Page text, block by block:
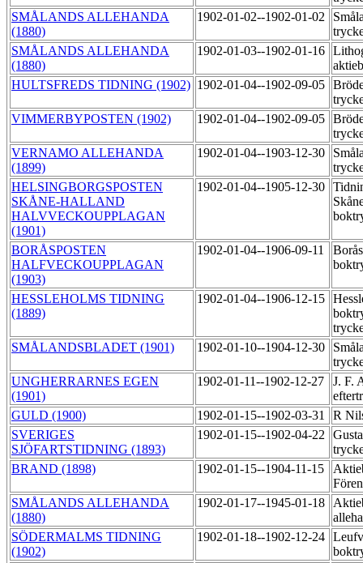
SMÅLANDS ALLEHANDA
(1880)
1902-01-02--1902-01-02
SMÅLANDS ALLEHANDA
(1880)
1902-01-03--1902-01-16
HULTSFREDS TIDNING (1902) 1902-01-04--1902-09-05
VIMMERBYPOSTEN (1902)
1902-01-04--1902-09-05
VERNAMO ALLEHANDA
(1899)
1902-01-04--1903-12-30
HELSINGBORGSPOSTEN
SKÅNE-HALLAND
HALVVECKOUPPLAGAN
(1901)
1902-01-04--1905-12-30
BORÅSPOSTEN
HALFVECKOUPPLAGAN
(1903)
1902-01-04--1906-09-11
HESSLEHOLMS TIDNING
(1889)
1902-01-04--1906-12-15
SMÅLANDSBLADET (1901)
1902-01-10--1904-12-30
UNGHERRARNES EGEN
(1901)
1902-01-11--1902-12-27
J. F.
GULD (1900)
1902-01-15--1902-03-31
R
SVERIGES
SJÖFARTSTIDNING (1893)
1902-01-15--1902-04-22
BRAND (1898)
1902-01-15--1904-11-15
SMÅLANDS ALLEHANDA
(1880)
1902-01-17--1945-01-18
SÖDERMALMS TIDNING
(1902)
1902-01-18--1902-12-24